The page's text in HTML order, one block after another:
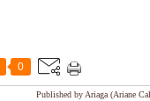
0
Published by Ariaga (Ariane